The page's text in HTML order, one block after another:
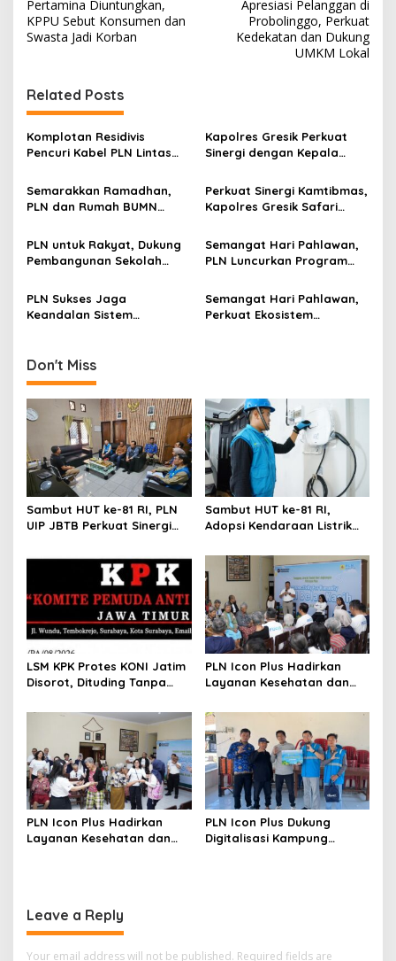
s
a
v
i
a
i
n
Pertamina Diuntungkan,
KPPU Sebut Konsumen dan
Swasta Jadi Korban
Apresiasi Pelanggan di
Probolinggo, Perkuat
Kedekatan dan Dukung
UMKM Lokal
Related Posts
Komplotan Residivis
Pencuri Kabel PLN Lintas
Gresik
Kapolres Gresik Perkuat
Sinergi dengan Kepala
Kamtibmas hingga Desa
Semarakkan Ramadhan,
PLN dan Rumah BUMN
Kampoeng Ramadhan
Libatkan UMKM Lokal
Perkuat Sinergi Kamtibmas,
Kapolres Gresik Safari
Pesantren hingga KEK JIIPE
PLN untuk Rakyat, Dukung
Pembangunan Sekolah
Kabupaten Gresik
Semangat Hari Pahlawan,
PLN Luncurkan Program
50% Tambah Daya
PLN Sukses Jaga
Keandalan Sistem
Banyuwangi
Semangat Hari Pahlawan,
Perkuat Ekosistem
Don't Miss
Sambut HUT ke-81 RI, PLN
UIP JBTB Perkuat Sinergi
Nasional Baluran
Sambut HUT ke-81 RI,
Adopsi Kendaraan Listrik
Baru Gunakan Home
Charging Services PLN
LSM KPK Protes KONI Jatim
Disorot, Dituding Tanpa
PLN Icon Plus Hadirkan
Layanan Kesehatan dan
di Rumah Belas Kasih
PLN Icon Plus Hadirkan
Layanan Kesehatan dan
PLN Icon Plus Dukung
Digitalisasi Kampung
Leave a Reply
Your email address will not be published. Required fields are